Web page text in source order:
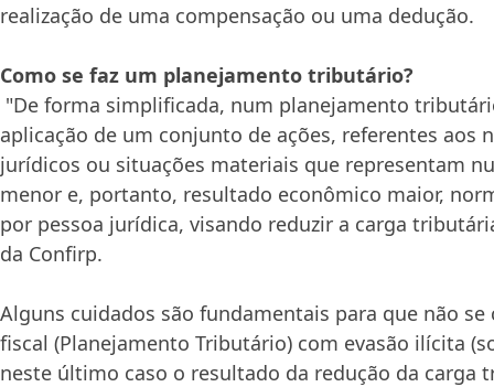
realização de uma compensação ou uma dedução.
Como se faz um planejamento tributário?
"De forma simplificada, num planejamento
aplicação de um conjunto de ações, referentes aos
jurídicos ou situações materiais que representam
menor e, portanto, resultado econômico maior,
por pessoa jurídica, visando reduzir a carga
da Confirp.
Alguns cuidados são fundamentais para que não se
fiscal (Planejamento Tributário) com evasão ilícita
neste último caso o resultado da redução da carga